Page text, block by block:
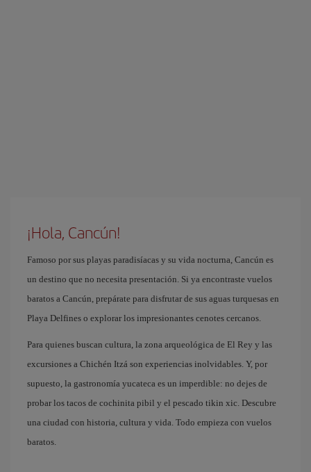
¡Hola, Cancún!
Famoso por sus playas paradisíacas y su vida nocturna, Cancún es
un destino que no necesita presentación. Si ya encontraste vuelos
baratos a Cancún, prepárate para disfrutar de sus aguas turquesas en
Playa Delfines o explorar los impresionantes cenotes cercanos.
Para quienes buscan cultura, la zona arqueológica de El Rey y las
excursiones a Chichén Itzá son experiencias inolvidables. Y, por
supuesto, la gastronomía yucateca es un imperdible: no dejes de
probar los tacos de cochinita pibil y el pescado tikin xic. Descubre
una ciudad con historia, cultura y vida. Todo empieza con vuelos
baratos.